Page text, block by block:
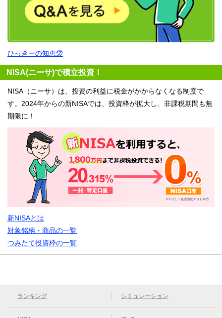
ひっきーの知恵袋
NISA(ニーサ)で積立投資！
NISA（ニーサ）は、投資の利益に税金がかからなくなる制度で
す。2024年からの新NISAでは、投資枠が拡大し、非課税期間も無
期限に！
新NISAとは
対象銘柄・商品の一覧
つみたて投資枠の一覧
ランキング シミュレーション